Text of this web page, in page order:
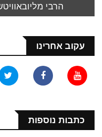
הרבי
עקוב אחרינו
כתבות נוספות